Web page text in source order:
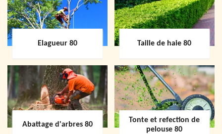
Elagueur 80 Taille de haie 80
Abattage d'arbres 80
Tonte et refection de
pelouse 80